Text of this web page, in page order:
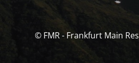
© FMR - Frankfurt Main